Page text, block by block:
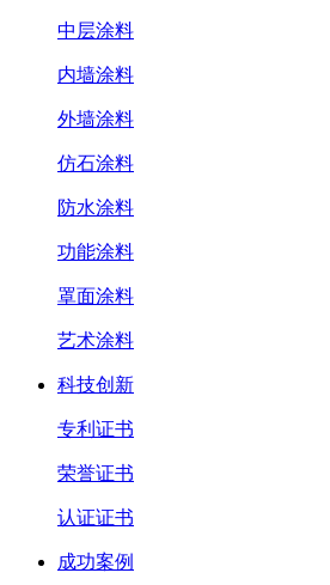
中层涂料
内墙涂料
外墙涂料
仿石涂料
防水涂料
功能涂料
罩面涂料
艺术涂料
科技创新
专利证书
荣誉证书
认证证书
成功案例